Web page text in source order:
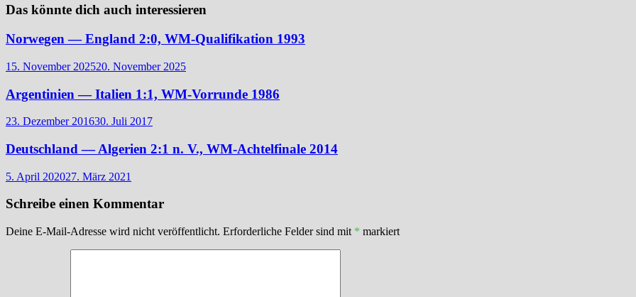
Das könnte dich auch interessieren
Norwegen — England 2:0, WM-Qualifikation 1993
15. November 202520. November 2025
Argentinien — Italien 1:1, WM-Vorrunde 1986
23. Dezember 201630. Juli 2017
Deutschland — Algerien 2:1 n. V., WM-Achtelfinale 2014
5. April 202027. März 2021
Schreibe einen Kommentar
Deine E-Mail-Adresse wird nicht veröffentlicht. Erforderliche Felder sind mit * markiert